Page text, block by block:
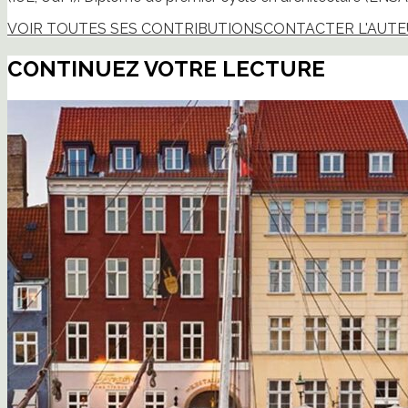
VOIR TOUTES SES CONTRIBUTIONSCONTACTER
CONTINUEZ VOTRE LECTURE